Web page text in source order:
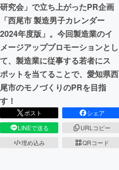
CAMPFIRE for Social Good
CAMPFIREふるさと納税
研究会」で立ち上がったPR企画
「西尾市 製造男子カレンダー
2024年度版」。今回製造業のイ
メージアッププロモーションとし
て、製造業に従事する若者にス
ポットを当てることで、愛知県西
尾市のモノづくりのPRを目指
す！
ポスト
シェア
LINEで送る
URLコピー
埋め込み
QRコード